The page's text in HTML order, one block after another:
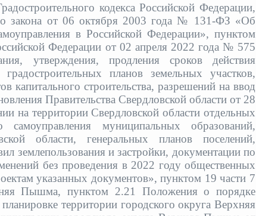
кодекса Российской Федерации,
закона от 06 октября 2003 года № 131-ФЗ «Об
в Российской Федерации», пунктом
Федерации от 02 апреля 2022 года № 575
утверждения, продления сроков действия
планов земельных участков,
капитального строительства, разрешений на ввод
Правительства Свердловской области от 28
на территории Свердловской области отдельных
муниципальных образований,
области, генеральных планов поселений,
землепользования и застройки, документации по
без проведения в 2022 году общественных
указанных документов», пунктом 19 части 7
Пышма, пунктом 2.21 Положения о порядке
территории городского округа Верхняя